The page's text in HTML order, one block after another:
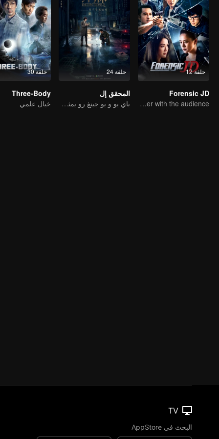
حلقة 12
Forensic JD
Charlene Choi interacts and looks for the murderer with the audience
حلقة 24
المحقق إل
باي يو و يو جينغ رو يمثلان المحققان المثاليان في جمهورية الصين
حلقة 30
Three-Body
خيال علمي
TV
البحث في AppStore